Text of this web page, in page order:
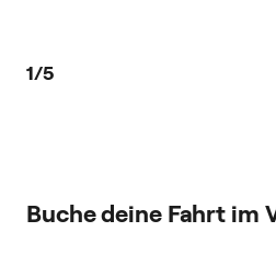
1/5
Buche deine Fahrt im